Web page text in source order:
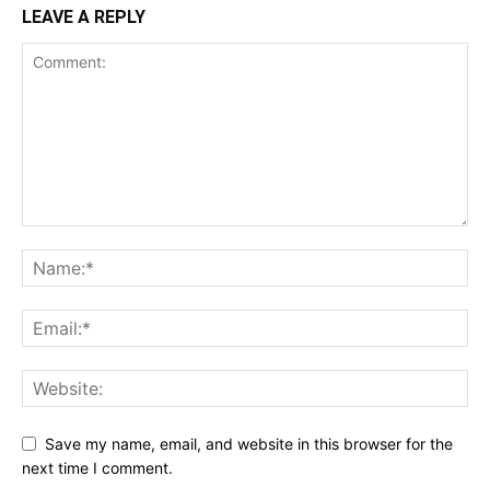
LEAVE A REPLY
Save my name, email, and website in this browser for the
next time I comment.